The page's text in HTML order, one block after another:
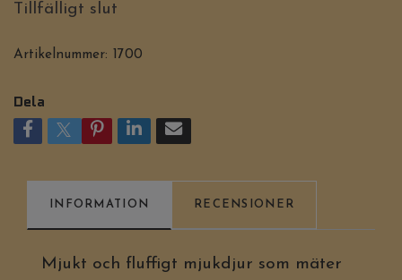
Tillfälligt slut
Artikelnummer: 1700
Dela
INFORMATION RECENSIONER
Mjukt och fluffigt mjukdjur som mäter